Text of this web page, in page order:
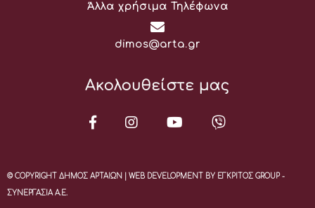
Άλλα χρήσιμα Τηλέφωνα
Email:
dimos@arta.gr
Ακολουθείστε μας
© COPYRIGHT ΔΗΜΟΣ ΑΡΤΑΙΩΝ | WEB DEVELOPMENT BY ΕΓΚΡΙΤΟΣ GROUP -
ΣΥΝΕΡΓΑΣΙΑ Α.Ε.